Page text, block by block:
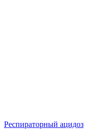
Респираторный ацидоз